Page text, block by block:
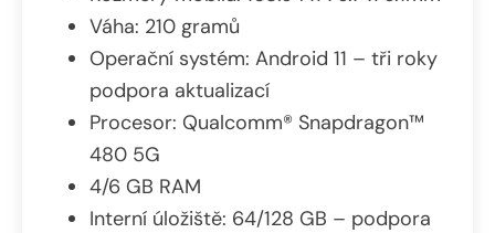
Váha: 210 gramů
Operační systém: Android 11 – tři roky
podpora aktualizací
Procesor: Qualcomm® Snapdragon™
480 5G
4/6 GB RAM
Interní úložiště: 64/128 GB – podpora